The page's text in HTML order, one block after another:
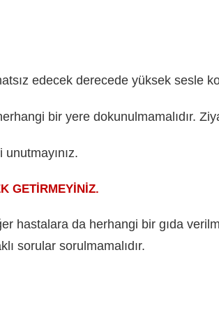
edecek derecede yüksek sesle
bir yere dokunulmamalıdır.
hastalara da herhangi bir gıda
sorular sorulmamalıdır.